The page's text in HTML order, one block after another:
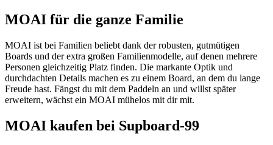
MOAI für die ganze Familie
MOAI ist bei Familien beliebt dank der robusten, gutmütigen
Boards und der extra großen Familienmodelle, auf denen mehrere
Personen gleichzeitig Platz finden. Die markante Optik und
durchdachten Details machen es zu einem Board, an dem du lange
Freude hast. Fängst du mit dem Paddeln an und willst später
erweitern, wächst ein MOAI mühelos mit dir mit.
MOAI kaufen bei Supboard-99